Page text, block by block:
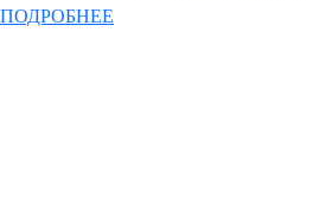
ПОДРОБНЕЕ